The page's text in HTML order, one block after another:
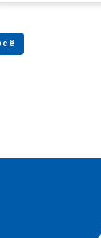
от 50 мин